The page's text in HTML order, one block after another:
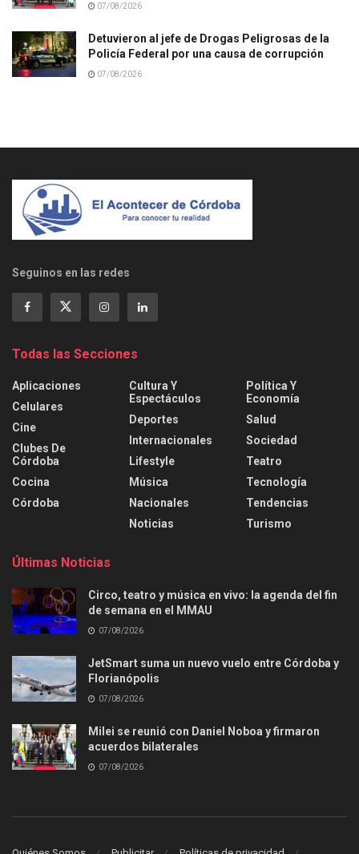
07/08/2026
Detuvieron al jefe de Drogas Peligrosas de la
Policía Federal por una causa de corrupción
07/08/2026
Seguinos en las redes
Todas las Secciones
Aplicaciones
Celulares
Cine
Clubes De
Córdoba
Cocina
Córdoba
Cultura Y
Espectáculos
Deportes
Internacionales
Lifestyle
Música
Nacionales
Noticias
Política Y
Economía
Salud
Sociedad
Teatro
Tecnología
Tendencias
Turismo
Últimas Noticias
Circo, teatro y música en vivo: la agenda del fin
de semana en el MMAU
07/08/2026
JetSmart suma un nuevo vuelo entre Córdoba y
Florianópolis
07/08/2026
Milei se reunió con Daniel Noboa y firmaron
acuerdos bilaterales
07/08/2026